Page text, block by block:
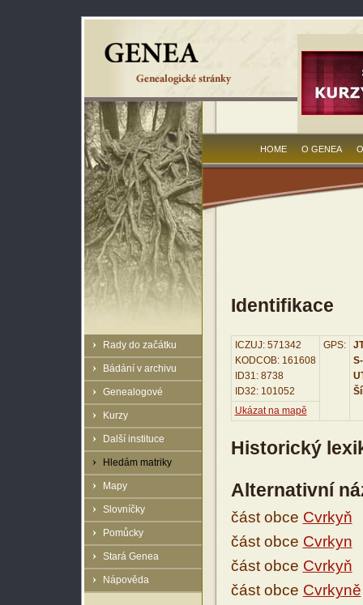
Rady do začátku
Bádání v archivu
Genealogové
Kurzy
Další instituce
Hledám matriky
Mapy
Slovníčky
Pomůcky
Stará Genea
Nápověda
HOME O GENEA
Identifikace
ICZUJ: 571342
KODCOB: 161608
ID31: 8738
ID32: 101052
GPS:
Ukázat na mapě
Historický
Alternativní
část obce Cvrkyň
část obce Cvrkyn
část obce Cvrkyň
část obce Cvrkyně